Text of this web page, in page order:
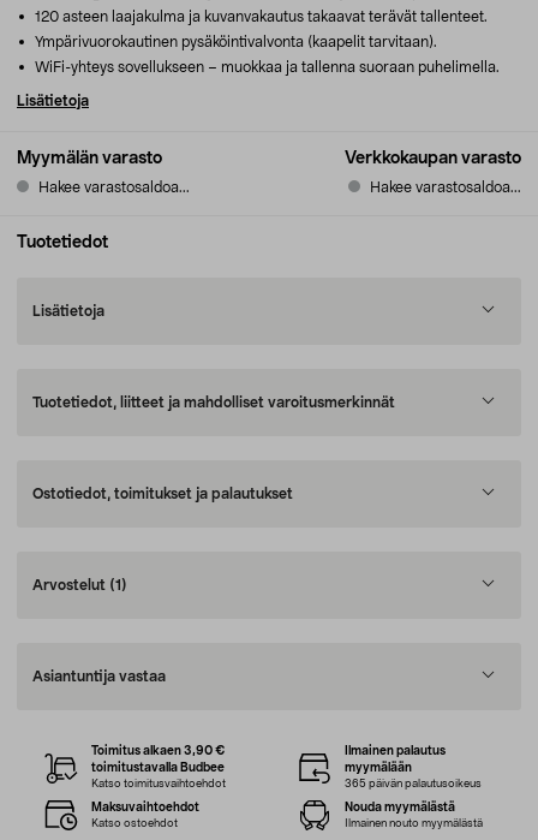
Myymälän varasto
Hakee varastosaldoa...
Verkkokaupan varasto
Hakee varastosaldoa...
120 asteen laajakulma ja kuvanvakautus takaavat terävät tallenteet.
Ympärivuorokautinen pysäköintivalvonta (kaapelit tarvitaan).
WiFi-yhteys sovellukseen – muokkaa ja tallenna suoraan puhelimella.
Lisätietoja
Tuotetiedot
Lisätietoja
Tuotetiedot, liitteet ja mahdolliset varoitusmerkinnät
Ostotiedot, toimitukset ja palautukset
Arvostelut (1)
Asiantuntija vastaa
Toimitus alkaen 3,90 €
toimitustavalla Budbee
Katso toimitusvaihtoehdot
Ilmainen palautus
myymälään
365 päivän palautusoikeus
Maksuvaihtoehdot
Katso ostoehdot
Nouda myymälästä
Ilmainen nouto myymälästä